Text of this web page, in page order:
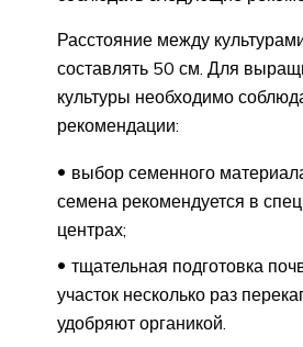
Расстояние между
составлять 50 см. Для
культуры необходимо
рекомендации:
выбор семенного
семена рекомендуется в
центрах;
тщательная подготовка
участок несколько раз
удобряют органикой.